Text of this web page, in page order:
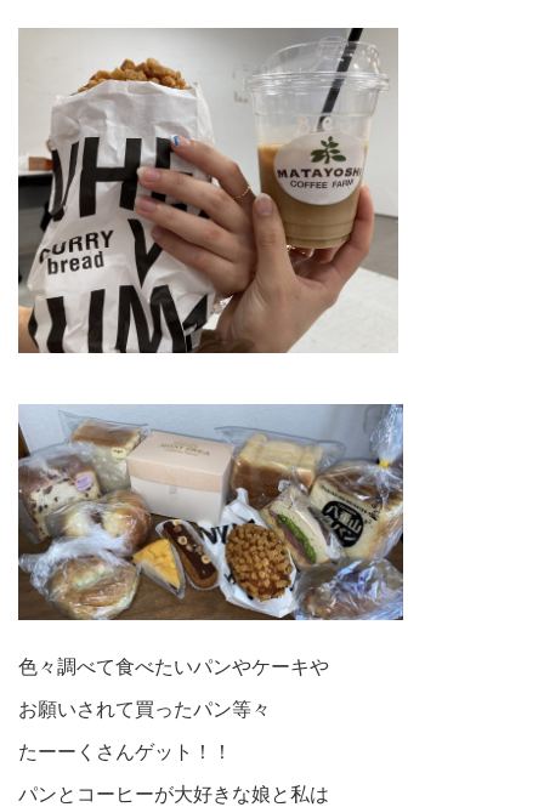
色々調べて食べたいパンやケーキや
お願いされて買ったパン等々
たーーくさんゲット！！
パンとコーヒーが大好きな娘と私は